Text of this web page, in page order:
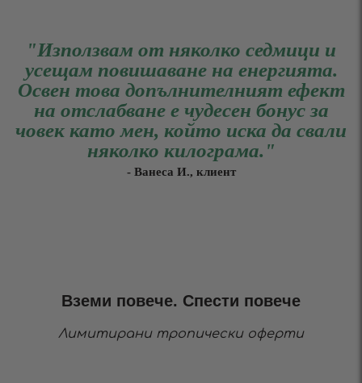
"Използвам от няколко седмици и
усещам повишаване на енергията.
Освен това допълнителният ефект
на отслабване е чудесен бонус за
човек като мен, който иска да свали
няколко килограма."
- Ванеса И., клиент
Вземи повече. Спести повече
Лимитирани тропически оферти